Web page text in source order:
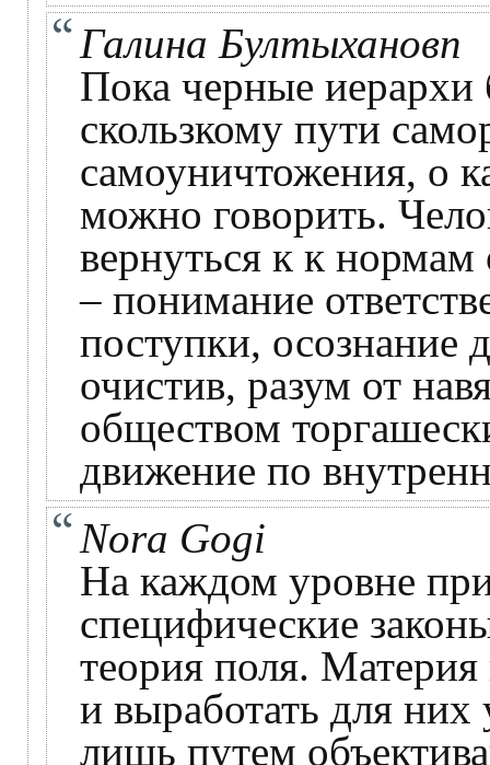
Галина Бултыхановп
Пока черные иерархи
скользкому пути
самоуничтожения, о
можно говорить.
вернуться к к
– понимание
поступки, осознание
очистив, разум от
обществом
движение по
Nora Gogi
На каждом уровне
специфические
теория поля.
и выработать для
лишь путем